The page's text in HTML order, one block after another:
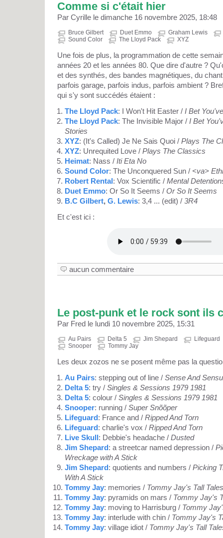
Comme si c'était hier
Par Cyrille le dimanche 16 novembre 2025, 18:48
Bruce Gilbert Duet Emmo
Graham Lewis
Sound Color
The Lloyd Pack XYZ
Une fois de plus, la programmation de cette
années 20 et les années 80. Que dire d'autre ?
et des synthés, des bandes magnétiques, du
parfois garage, parfois indus, parfois ambient ?
qui s'y sont succédés étaient :
The Lloyd Pack: I Won't Hit Easter / I Bet
The Lloyd Pack: The Invisible Major / I Bet
Stories
XYZ: (It's Called) Je Ne Sais Quoi / Plays The
XYZ: Unrequited Love / Plays The Classics
Heimat: Nass / Iti Eta No
Sound Color: The Unconquered Sun / <va>
Robert Rental: Vox Scientific / Mental
Duet Emmo: Or So It Seems / Or So It Seems
B.C Gilbert, G. Lewis: 3,4 ... (edit) / 3R4
Et c'est ici :
aucun commentaire
Le post-punk et le rock sont ils
Par Fred le lundi 10 novembre 2025, 15:31
Au Pairs Delta 5 Jim Shepard
Lifeguard
Snooper
Tommy Jay
Les deux zozos ne se posent même pas la
Au Pairs: stepping out of line / Sense And
Delta 5: try / Singles & Sessions 1979 1981
Delta 5: colour / Singles & Sessions 1979 1981
Snooper: running / Super Snõõper
Lifeguard: France and / Ripped And Torn
Lifeguard: charlie's vox / Ripped And Torn
Live Skull: Debbie's headache / Dusted
Jim Shepard: a streetcar named depression /
Wreckage with A Stick
Jim Shepard: quotients and numbers / Picking
With A Stick
Tommy Jay: memories / Tommy Jay's Tall
Tommy Jay: pyramids on mars / Tommy Jay's
Tommy Jay: moving to Harrisburg / Tommy
Tommy Jay: interlude with chin / Tommy Jay's
Tommy Jay: village idiot / Tommy Jay's Tall